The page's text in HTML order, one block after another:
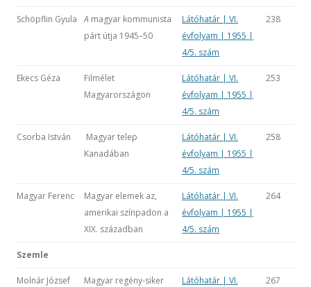
Schöpflin Gyula A magyar kommunista
párt útja 1945–50
Látóhatár | VI.
évfolyam | 1955 |
4/5. szám
238
Ekecs Géza
Filmélet
Magyarországon
Látóhatár | VI.
évfolyam | 1955 |
4/5. szám
253
Csorba István
Magyar telep
Kanadában
Látóhatár | VI.
évfolyam | 1955 |
4/5. szám
258
Magyar Ferenc
Magyar elemek az,
amerikai színpadon a
XIX. században
Látóhatár | VI.
évfolyam | 1955 |
4/5. szám
264
Szemle
Molnár József
Magyar regény-siker
Látóhatár | VI.
267